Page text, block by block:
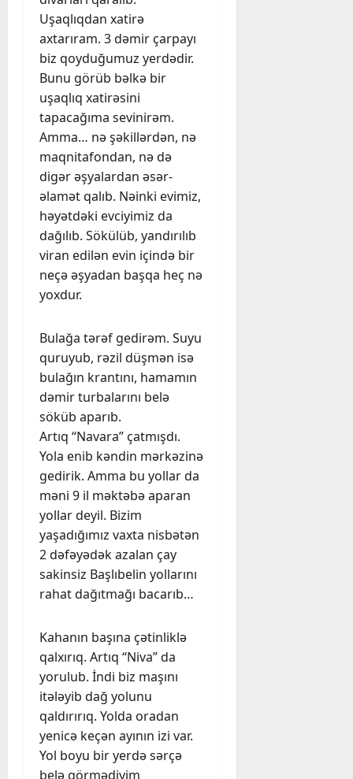
Uşaqlıqdan xatirə
axtarıram. 3 dəmir çarpayı
biz qoyduğumuz yerdədir.
Bunu görüb bəlkə bir
uşaqlıq xatirəsini
tapacağıma sevinirəm.
Amma… nə şəkillərdən, nə
maqnitafondan, nə də
digər əşyalardan əsər-
əlamət qalıb. Nəinki evimiz,
həyətdəki evciyimiz da
dağılıb. Sökülüb, yandırılıb
viran edilən evin içində bir
neçə əşyadan başqa heç nə
yoxdur.
Bulağa tərəf gedirəm. Suyu
quruyub, rəzil düşmən isə
bulağın krantını, hamamın
dəmir turbalarını belə
söküb aparıb.
Artıq “Navara” çatmışdı.
Yola enib kəndin mərkəzinə
gedirik. Amma bu yollar da
məni 9 il məktəbə aparan
yollar deyil. Bizim
yaşadığımız vaxta nisbətən
2 dəfəyədək azalan çay
sakinsiz Başlıbelin yollarını
rahat dağıtmağı bacarıb…
Kahanın başına çətinliklə
qalxırıq. Artıq “Niva” da
yorulub. İndi biz maşını
itələyib dağ yolunu
qaldırırıq. Yolda oradan
yenicə keçən ayının izi var.
Yol boyu bir yerdə sərçə
belə görmədiyim